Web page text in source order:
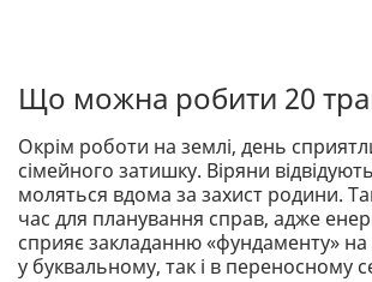
Що можна робити 20
Окрім роботи на землі, день
сімейного затишку. Віряни
моляться вдома за захист родини.
час для планування справ, адже
сприяє закладанню «фундаменту»
у буквальному, так і в переносному